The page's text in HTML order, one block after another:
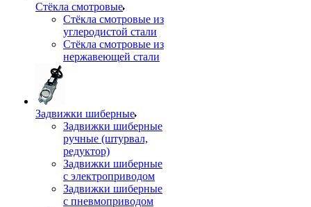
Стёкла смотровые
Стёкла смотровые из
углеродистой стали
Стёкла смотровые из
нержавеющей стали
Задвижки шиберные
Задвижки шиберные
ручные (штурвал,
редуктор)
Задвижки шиберные
с электроприводом
Задвижки шиберные
с пневмоприводом